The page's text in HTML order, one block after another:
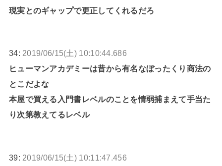
現実とのギャップで更正してくれるだろ
34: 2019/06/15(土) 10:10:44.686
ヒューマンアカデミーは昔から有名なぼったくり商法の
とこだよな
本屋で買える入門書レベルのことを情弱捕まえて手当た
り次第教えてるレベル
39: 2019/06/15(土) 10:11:47.456